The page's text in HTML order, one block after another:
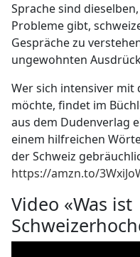
Sprache sind
Probleme gibt,
Gespräche zu
ungewohnten
Wer sich intensiver mit
möchte, findet im
aus dem Dudenverlag
einem hilfreichen
der Schweiz
https://amzn.to/
Video «Was ist